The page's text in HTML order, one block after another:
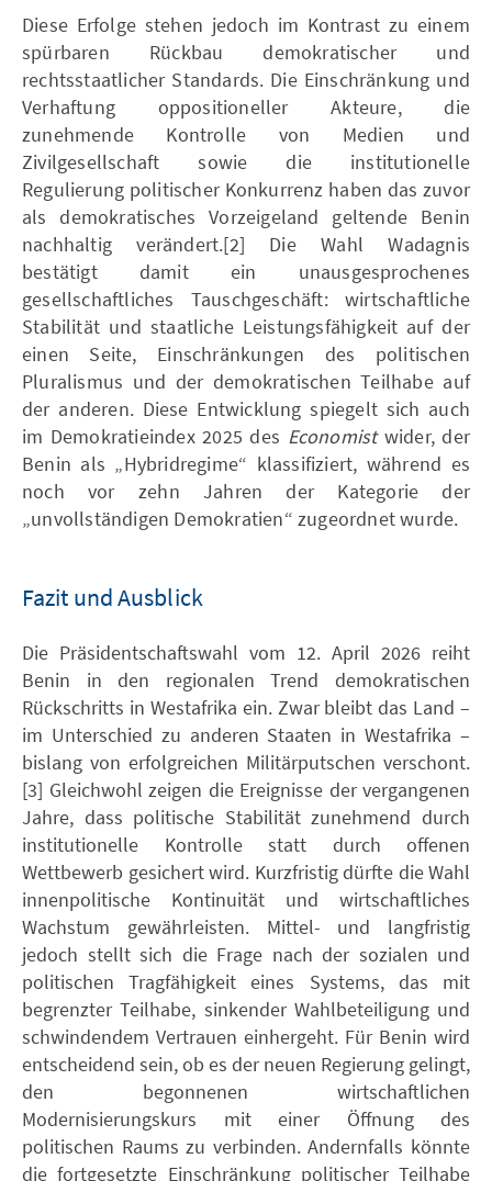
Diese Erfolge stehen jedoch im Kontrast zu einem
spürbaren Rückbau demokratischer und
rechtsstaatlicher Standards. Die Einschränkung und
Verhaftung oppositioneller Akteure, die
zunehmende Kontrolle von Medien und
Zivilgesellschaft sowie die institutionelle
Regulierung politischer Konkurrenz haben das zuvor
als demokratisches Vorzeigeland geltende Benin
nachhaltig verändert.[2] Die Wahl Wadagnis
bestätigt damit ein unausgesprochenes
gesellschaftliches Tauschgeschäft: wirtschaftliche
Stabilität und staatliche Leistungsfähigkeit auf der
einen Seite, Einschränkungen des politischen
Pluralismus und der demokratischen Teilhabe auf
der anderen. Diese Entwicklung spiegelt sich auch
im Demokratieindex 2025 des Economistwider, der
Benin als „Hybridregime“ klassifiziert, während es
noch vor zehn Jahren der Kategorie der
„unvollständigen Demokratien“ zugeordnet wurde.
Fazit und Ausblick
Die Präsidentschaftswahl vom 12. April 2026 reiht
Benin in den regionalen Trend demokratischen
Rückschritts in Westafrika ein. Zwar bleibt das Land –
im Unterschied zu anderen Staaten in Westafrika –
bislang von erfolgreichen Militärputschen verschont.
[3] Gleichwohl zeigen die Ereignisse der vergangenen
Jahre, dass politische Stabilität zunehmend durch
institutionelle Kontrolle statt durch offenen
Wettbewerb gesichert wird. Kurzfristig dürfte die Wahl
innenpolitische Kontinuität und wirtschaftliches
Wachstum gewährleisten. Mittel- und langfristig
jedoch stellt sich die Frage nach der sozialen und
politischen Tragfähigkeit eines Systems, das mit
begrenzter Teilhabe, sinkender Wahlbeteiligung und
schwindendem Vertrauen einhergeht. Für Benin wird
entscheidend sein, ob es der neuen Regierung gelingt,
den begonnenen wirtschaftlichen
Modernisierungskurs mit einer Öffnung des
politischen Raums zu verbinden. Andernfalls könnte
die fortgesetzte Einschränkung politischer Teilhabe